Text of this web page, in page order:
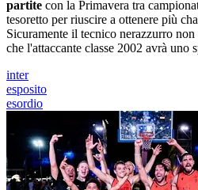
partite con la Primavera tra
tesoretto per riuscire a ottenere più
Sicuramente il tecnico nerazzurro
che l'attaccante classe 2002 avrà uno
inter
esposito
esordio